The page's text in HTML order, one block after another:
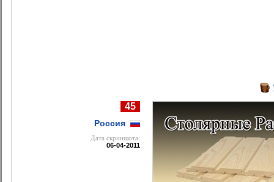
45
Россия
Дата cкриншота:
06-04-2011